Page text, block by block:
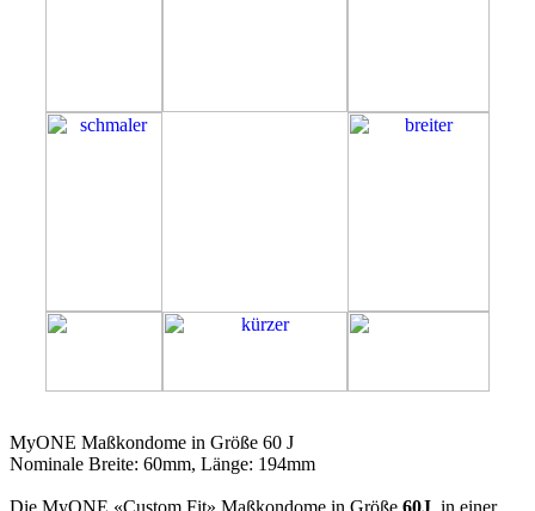
MyONE Maßkondome in Größe 60 J
Nominale Breite: 60mm, Länge: 194mm
Die MyONE «Custom Fit» Maßkondome in Größe 60J, in einer